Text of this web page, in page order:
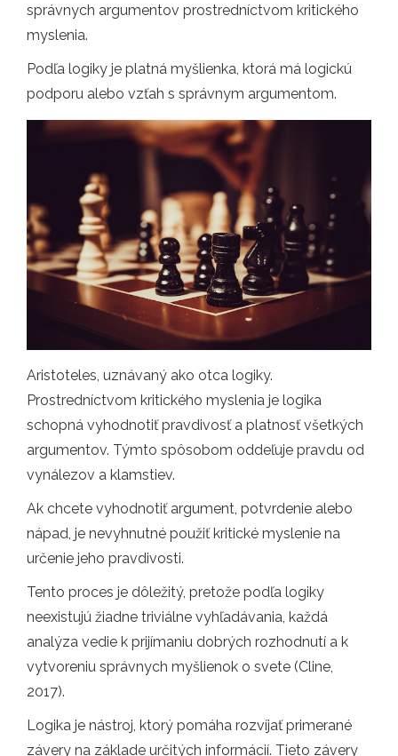
správnych argumentov prostredníctvom kritického
myslenia.
Podľa logiky je platná myšlienka, ktorá má logickú
podporu alebo vzťah s správnym argumentom.
Aristoteles, uznávaný ako otca logiky.
Prostredníctvom kritického myslenia je logika
schopná vyhodnotiť pravdivosť a platnosť všetkých
argumentov. Týmto spôsobom oddeľuje pravdu od
vynálezov a klamstiev.
Ak chcete vyhodnotiť argument, potvrdenie alebo
nápad, je nevyhnutné použiť kritické myslenie na
určenie jeho pravdivosti.
Tento proces je dôležitý, pretože podľa logiky
neexistujú žiadne triviálne vyhľadávania, každá
analýza vedie k prijímaniu dobrých rozhodnutí a k
vytvoreniu správnych myšlienok o svete (Cline,
2017).
Logika je nástroj, ktorý pomáha rozvíjať primerané
závery na základe určitých informácií. Tieto závery